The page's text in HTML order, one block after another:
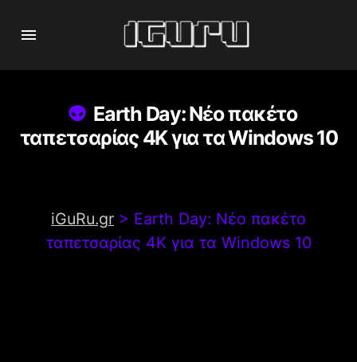
Earth Day: Νέο πακέτο
ταπετσαρίας 4Κ για τα Windows 10
iGuRu.gr > Earth Day: Νέο πακέτο
ταπετσαρίας 4Κ για τα Windows 10